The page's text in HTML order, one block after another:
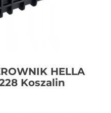
HELLA
Koszalin